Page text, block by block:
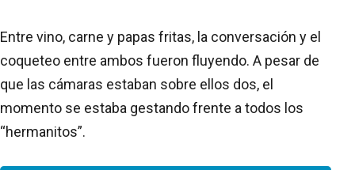
Entre vino, carne y papas fritas, la conversación y el
coqueteo entre ambos fueron fluyendo. A pesar de
que las cámaras estaban sobre ellos dos, el
momento se estaba gestando frente a todos los
“hermanitos”.